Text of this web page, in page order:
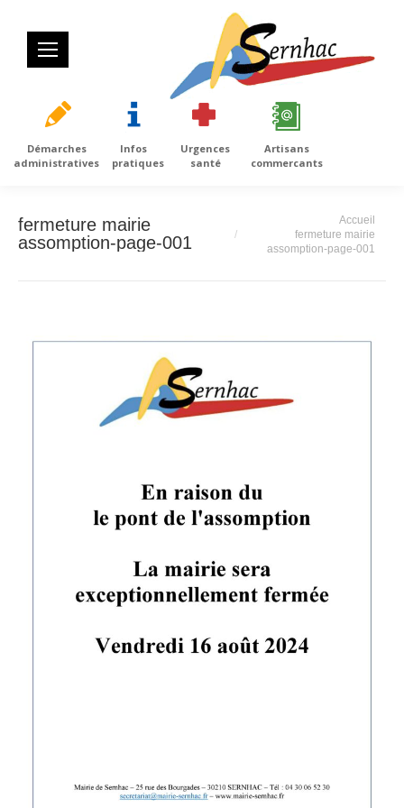
Démarches
administratives
Infos
pratiques
Urgences
santé
Artisans
commercants
fermeture mairie
assomption-page-001
Accueil
fermeture mairie
assomption-page-001